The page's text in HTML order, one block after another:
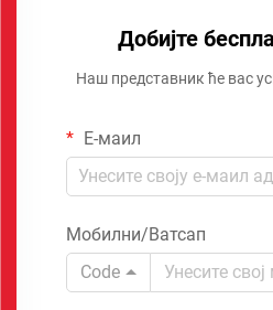
Добијте
Наш представник ће вас
Е-маил
Мобилни/Ватсап
Code